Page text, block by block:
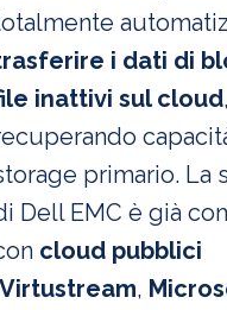
i dati di
inattivi sul cloud,
primario. La
Dell EMC è già
cloud pubblici
,